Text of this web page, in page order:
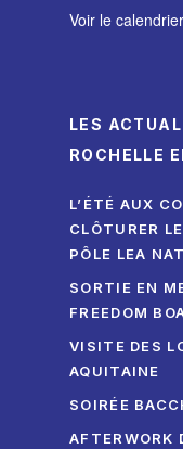
Voir le calendrier
LES
ROCHELLE
L’ÉTÉ AUX
CLÔTURER
PÔLE LEA
SORTIE EN
FREEDOM
VISITE DES
AQUITAINE
SOIRÉE
AFTERWORK